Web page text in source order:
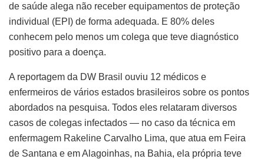
de saúde alega não receber equipamentos de proteção
individual (EPI) de forma adequada. E 80% deles
conhecem pelo menos um colega que teve diagnóstico
positivo para a doença.
A reportagem da DW Brasil ouviu 12 médicos e
enfermeiros de vários estados brasileiros sobre os pontos
abordados na pesquisa. Todos eles relataram diversos
casos de colegas infectados — no caso da técnica em
enfermagem Rakeline Carvalho Lima, que atua em Feira
de Santana e em Alagoinhas, na Bahia, ela própria teve